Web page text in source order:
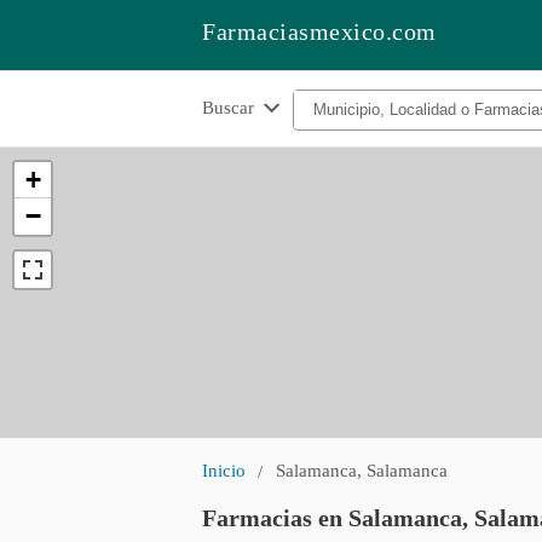
Farmaciasmexico.com
Buscar
+
−
Inicio Salamanca, Salamanca
Farmacias en Salamanca,